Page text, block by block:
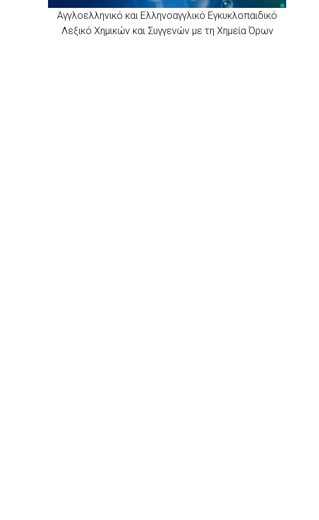
Αγγλοελληνικό και Ελληνοαγγλικό Εγκυκλοπαιδικό
Λεξικό Χημικών και Συγγενών με τη Χημεία Όρων